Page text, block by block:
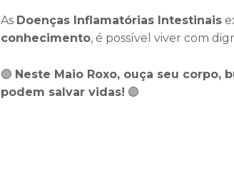
As Doenças Inflamatórias Intestinais
conhecimento, é possível viver com
🟣 Neste Maio Roxo, ouça seu
podem salvar vidas! 🟣